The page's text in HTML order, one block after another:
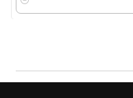
Cantidad